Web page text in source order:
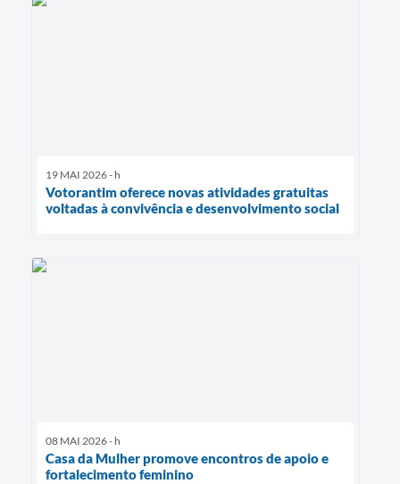
19 MAI 2026 - h
Votorantim oferece novas atividades gratuitas
voltadas à convivência e desenvolvimento social
08 MAI 2026 - h
Casa da Mulher promove encontros de apoio e
fortalecimento feminino